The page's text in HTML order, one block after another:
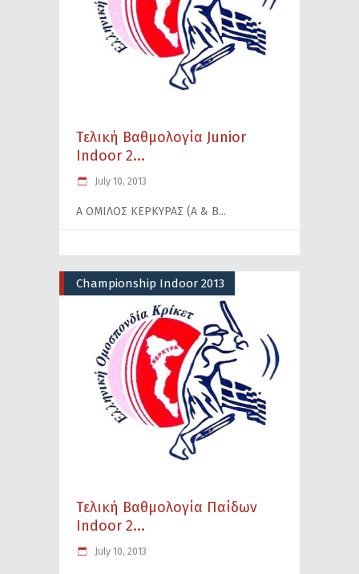
Τελική Βαθμολογία Junior
Indoor 2...
July 10, 2013
Α ΟΜΙΛΟΣ ΚΕΡΚΥΡΑΣ (Α & Β
Championship Indoor 2013
Τελική Βαθμολογία Παίδων
Indoor 2...
July 10, 2013